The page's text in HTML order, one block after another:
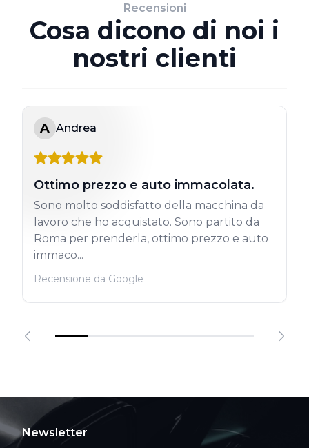
Recensioni
Cosa dicono di noi i
nostri clienti
A Andrea
Ottimo prezzo e auto immacolata.
Sono molto soddisfatto della macchina da
lavoro che ho acquistato. Sono partito da
Roma per prenderla, ottimo prezzo e auto
immaco...
Recensione da Google
Newsletter